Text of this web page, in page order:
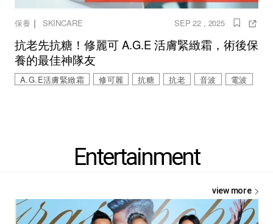
保養 ｜ SKINCARE SEP 22 , 2025
抗老先抗糖！修麗可 A.G.E 活膚緊緻霜，術後保
養的最佳神隊友
A.G.E活膚緊緻霜 修可麗 抗糖 抗老 音波 電波
Entertainment
view more